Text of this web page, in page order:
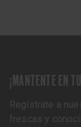
¡MANTENTE EN
Regístrate a
frescas y